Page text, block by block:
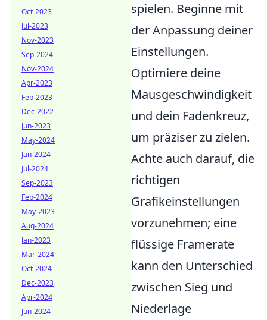
spielen. Beginne mit
der Anpassung deiner
Einstellungen.
Optimiere deine
Mausgeschwindigkeit
und dein Fadenkreuz,
um präziser zu zielen.
Achte auch darauf, die
richtigen
Grafikeinstellungen
vorzunehmen; eine
flüssige Framerate
kann den Unterschied
zwischen Sieg und
Niederlage
Oct-2023
Jul-2023
Nov-2023
Sep-2024
Nov-2024
Apr-2023
Feb-2023
Dec-2022
Jun-2023
May-2024
Jan-2024
Jul-2024
Sep-2023
Feb-2024
May-2023
Aug-2024
Jan-2023
Mar-2024
Oct-2024
Dec-2023
Apr-2024
Jun-2024